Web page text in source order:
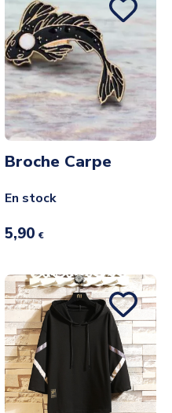
Broche Carpe
En stock
5,90 €